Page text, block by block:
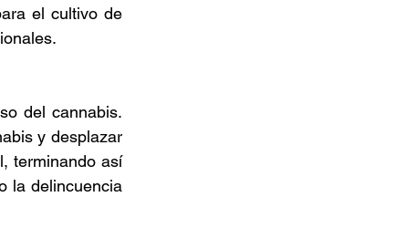
el cultivo de
del cannabis.
y desplazar
terminando así
la delincuencia